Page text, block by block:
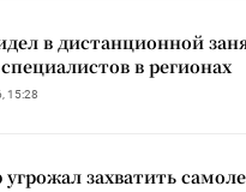
в дистанционной
в регионах
15:28
захватить